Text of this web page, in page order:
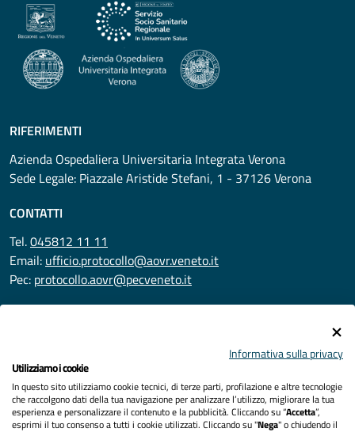
RIFERIMENTI
Azienda Ospedaliera Universitaria Integrata Verona
Sede Legale: Piazzale Aristide Stefani, 1 - 37126 Verona
CONTATTI
Tel.045812 11 11
Email: ufficio.protocollo@aovr.veneto.it
Pec: protocollo.aovr@pecveneto.it
Privacy
Accessibilità
Informativa sulla privacy
Utilizziamo i cookie
In questo sito utilizziamo cookie tecnici, di terze parti, profilazione e altre tecnologie
che raccolgono dati della tua navigazione per analizzare l’utilizzo, migliorare la tua
esperienza e personalizzare il contenuto e la pubblicità. Cliccando su “Accetta”,
esprimi il tuo consenso a tutti i cookie utilizzati. Cliccando su "Nega" o chiudendo il